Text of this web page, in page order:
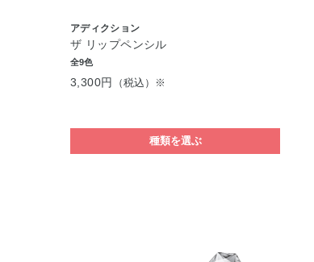
アディクション
ザ リップペンシル
全9色
3,300円 （税込）※
種類を選ぶ